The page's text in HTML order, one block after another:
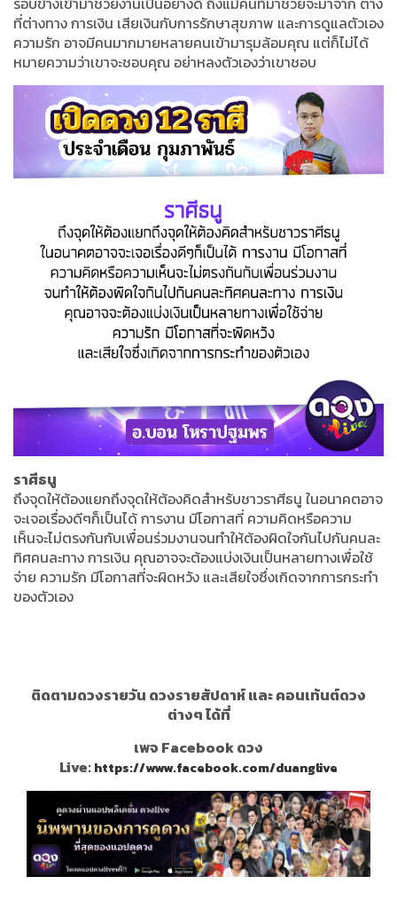
ที่ต่างทาง การเงิน เสียเงินกับการรักษาสุขภาพ และการดูแลตัวเอง
ความรัก อาจมีคนมากมายหลายคนเข้ามารุมล้อมคุณ แต่ก็ไม่ได้
หมายความว่าเขาจะชอบคุณ อย่าหลงตัวเองว่าเขาชอบ
ราศีธนู
ถึงจุดให้ต้องแยกถึงจุดให้ต้องคิดสำหรับชาวราศีธนู ในอนาคตอาจ
จะเจอเรื่องดีๆก็เป็นได้ การงาน มีโอกาสที่ ความคิดหรือความ
เห็นจะไม่ตรงกันกับเพื่อนร่วมงานจนทำให้ต้องผิดใจกันไปกันคนละ
ทิศคนละทาง การเงิน คุณอาจจะต้องแบ่งเงินเป็นหลายทางเพื่อใช้
จ่าย ความรัก มีโอกาสที่จะผิดหวัง และเสียใจซึ่งเกิดจากการกระทำ
ของตัวเอง
ติดตามดวงรายวัน ดวงรายสัปดาห์ และ คอนเท้นต์ดวง
ต่างๆ ได้ที่
เพจ Facebook ดวง
Live:https://www.facebook.com/duanglive